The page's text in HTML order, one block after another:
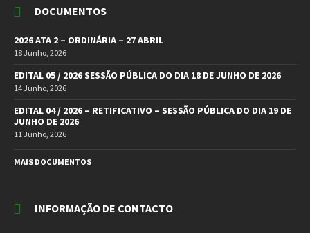
DOCUMENTOS
2026 ATA 2 – ORDINÁRIA – 27 ABRIL
18 Junho, 2026
EDITAL 05 / 2026 SESSÃO PÚBLICA DO DIA 18 DE JUNHO DE 2026
14 Junho, 2026
EDITAL 04 / 2026 – RETIFICATIVO – SESSÃO PÚBLICA DO DIA 19 DE
JUNHO DE 2026
11 Junho, 2026
MAIS DOCUMENTOS
INFORMAÇÃO DE CONTACTO